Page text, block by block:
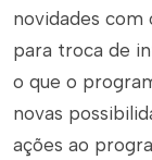
novidades com
para troca de
o que o
novas
ações ao